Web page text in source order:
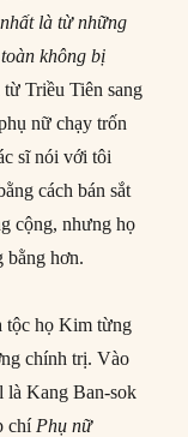
là từ những
không bị
Triều Tiên sang
nữ chạy trốn
sĩ nói với tôi
cách bán sắt
cộng, nhưng họ
bằng hơn.
tộc họ Kim từng
chính trị. Vào
là Kang Ban-sok
chí Phụ nữ